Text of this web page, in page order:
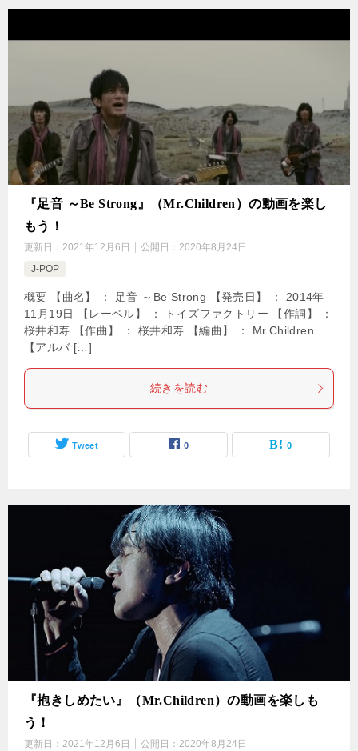
『足音 ～Be Strong』（Mr.Children）の動画を楽し
もう！
更新日： 2021年12月6日 公開日： 2020年8月24日
J-POP
概要 【曲名】 ： 足音 ～Be Strong 【発売日】 ： 2014年
11月19日 【レーベル】 ： トイズファクトリー 【作詞】 ：
桜井和寿 【作曲】 ： 桜井和寿 【編曲】 ： Mr.Children
【アルバ […]
続きを読む
Tweet 0 0
『抱きしめたい』（Mr.Children）の動画を楽しも
う！
更新日： 2021年12月6日 公開日： 2020年8月24日